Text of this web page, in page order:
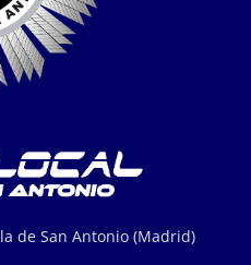
de San Antonio (Madrid)